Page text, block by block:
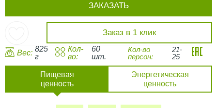
Заказ в 1 клик
ЗАКАЗАТЬ
Вес: 825
г
Кол-
во:
60
шт.
Кол-во
персон:
21-
25
Пищевая
ценность
Энергетическая
ценность